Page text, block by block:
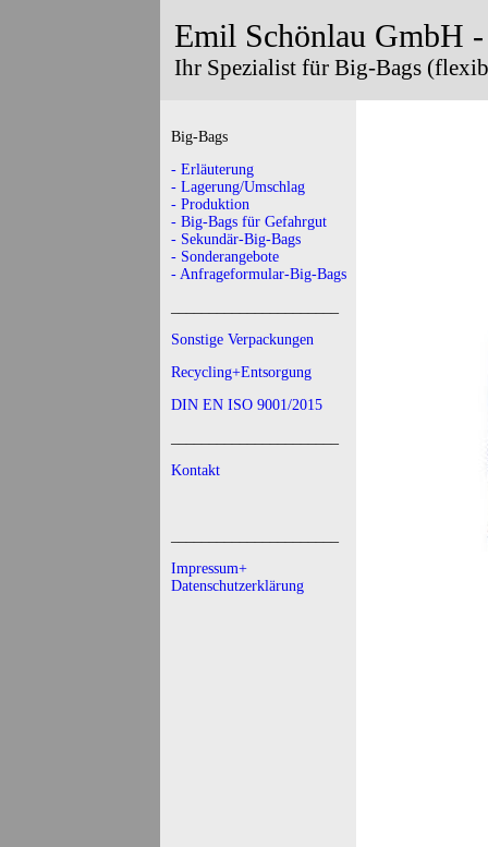
Emil Schönlau GmbH
Ihr Spezialist für Big-Bags
Big-Bags
- Erläuterung
- Lagerung/Umschlag
- Produktion
- Big-Bags für Gefahrgut
- Sekundär-Big-Bags
- Sonderangebote
- Anfrageformular-Big-Bags
Sonstige Verpackungen
Recycling+Entsorgung
DIN EN ISO 9001/2015
Kontakt
Impressum+
Datenschutzerklärung